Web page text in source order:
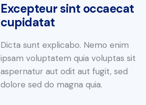
Excepteur sint occaecat
cupidatat
Dicta sunt explicabo. Nemo enim
ipsam voluptatem quia voluptas sit
aspernatur aut odit aut fugit, sed
dolore sed do magna quia.